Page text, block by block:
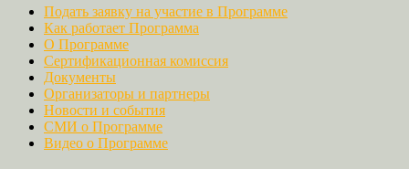
Подать заявку на участие в Программе
Как работает Программа
О Программе
Сертификационная комиссия
Документы
Организаторы и партнеры
Новости и события
СМИ о Программе
Видео о Программе